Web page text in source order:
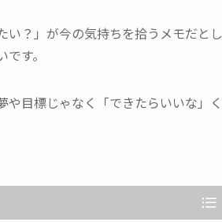
い？」が今の気持ちを拾うメモだ
す。
や目標じゃなく「できたらいいな」